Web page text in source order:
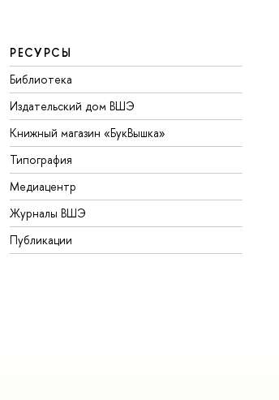
РЕСУРСЫ
Библиотека
Издательский дом ВШЭ
Книжный магазин «БукВышка»
Типография
Медиацентр
Журналы ВШЭ
Публикации